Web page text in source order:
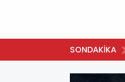
SONDAKİKA